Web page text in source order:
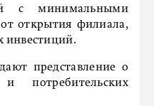
с минимальными
открытия филиала,
инвестиций.
представление о
потребительских